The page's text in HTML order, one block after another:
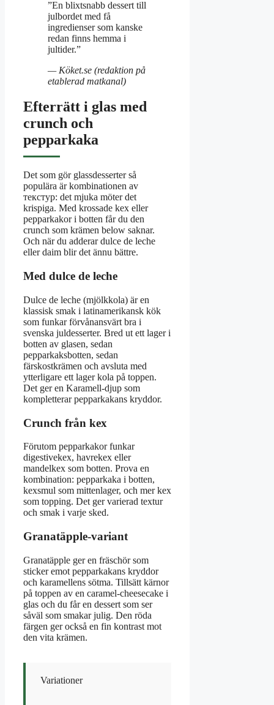
”En blixtsnabb dessert till
julbordet med få
ingredienser som kanske
redan finns hemma i
jultider.”
— Köket.se (redaktion på
etablerad matkanal)
Efterrätt i glas med
crunch och
pepparkaka
Det som gör glassdesserter så
populära är kombinationen av
текстур: det mjuka möter det
krispiga. Med krossade kex eller
pepparkakor i botten får du den
crunch som krämen below saknar.
Och när du adderar dulce de leche
eller daim blir det ännu bättre.
Med dulce de leche
Dulce de leche (mjölkkola) är en
klassisk smak i latinamerikansk kök
som funkar förvånansvärt bra i
svenska juldesserter. Bred ut ett lager i
botten av glasen, sedan
pepparkaksbotten, sedan
färskostkrämen och avsluta med
ytterligare ett lager kola på toppen.
Det ger en Karamell-djup som
kompletterar pepparkakans kryddor.
Crunch från kex
Förutom pepparkakor funkar
digestivekex, havrekex eller
mandelkex som botten. Prova en
kombination: pepparkaka i botten,
kexsmul som mittenlager, och mer kex
som topping. Det ger varierad textur
och smak i varje sked.
Granatäpple-variant
Granatäpple ger en fräschör som
sticker emot pepparkakans kryddor
och karamellens sötma. Tillsätt kärnor
på toppen av en caramel-cheesecake i
glas och du får en dessert som ser
såväl som smakar julig. Den röda
färgen ger också en fin kontrast mot
den vita krämen.
Variationer